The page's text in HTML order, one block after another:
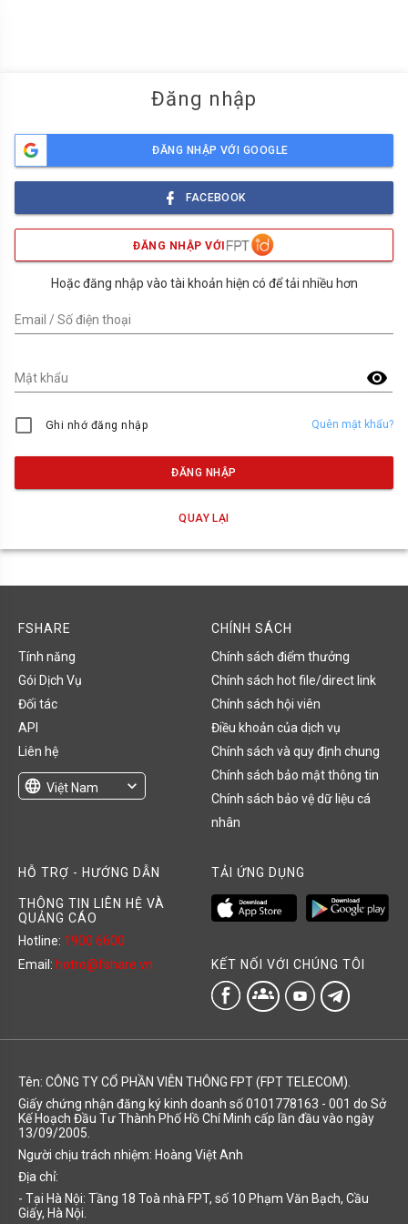
Đăng nhập
ĐĂNG NHẬP VỚI GOOGLE
FACEBOOK
ĐĂNG NHẬP VỚI
Hoặc đăng nhập vào tài khoản hiện có để tải nhiều hơn
Email / Số điện thoại
visibility
Mật khẩu
Ghi nhớ đăng nhập Quên mật khẩu?
ĐĂNG NHẬP
QUAY LẠI
FSHARE
Tính năng
Gói Dịch Vụ
Đối tác
API
Liên hệ
language Việt Nam
expand_more
CHÍNH SÁCH
Chính sách điểm thưởng
Chính sách hot file/direct link
Chính sách hội viên
Điều khoản của dịch vụ
Chính sách và quy định chung
Chính sách bảo mật thông tin
Chính sách bảo vệ dữ liệu cá
nhân
HỖ TRỢ - HƯỚNG DẪN
THÔNG TIN LIÊN HỆ VÀ
QUẢNG CÁO
Hotline: 1900 6600
Email: hotro@fshare.vn
TẢI ỨNG DỤNG
KẾT NỐI VỚI CHÚNG TÔI
groups
Tên: CÔNG TY CỔ PHẦN VIỄN THÔNG FPT (FPT TELECOM).
Giấy chứng nhận đăng ký kinh doanh số 0101778163 - 001 do Sở
Kế Hoạch Đầu Tư Thành Phố Hồ Chí Minh cấp lần đầu vào ngày
13/09/2005.
Người chịu trách nhiệm: Hoàng Việt Anh
Địa chỉ:
- Tại Hà Nội: Tầng 18 Toà nhà FPT, số 10 Phạm Văn Bạch, Cầu
Giấy, Hà Nội.